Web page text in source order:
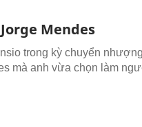
Mendes
trong kỳ chuyển nhượng
mà anh vừa chọn làm